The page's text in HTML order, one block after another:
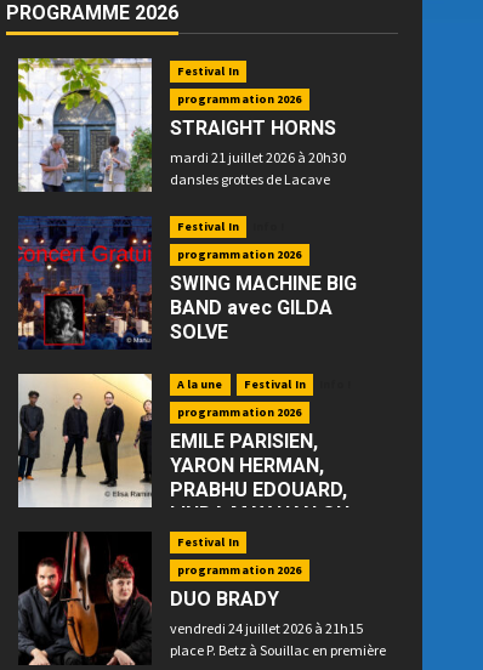
PROGRAMME 2026
Festival In
programmation 2026
STRAIGHT HORNS
mardi 21 juillet 2026 à 20h30
dansles grottes de Lacave
Festival In
programmation 2026
SWING MACHINE BIG
BAND avec GILDA
SOLVE
place P. Betz à Souillac - GRATUIT -
A la une Festival In
programmation 2026
EMILE PARISIEN,
YARON HERMAN,
PRABHU EDOUARD,
LINDA MAY HAN OH
—“Floating”
jeudi 23 juillet 2026 à 21h15 place
P. Betz à Souillac
Festival In
programmation 2026
DUO BRADY
vendredi 24 juillet 2026 à 21h15
place P. Betz à Souillac en première